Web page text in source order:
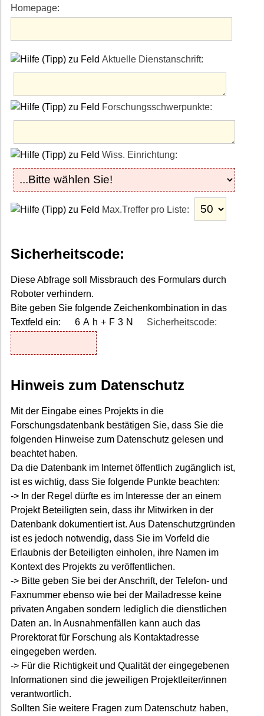
Homepage:
Aktuelle Dienstanschrift:
Forschungsschwerpunkte:
Wiss. Einrichtung:
Max.Treffer pro Liste:
Sicherheitscode:
Diese Abfrage soll Missbrauch des Formulars durch
Roboter verhindern.
Bite geben Sie folgende Zeichenkombination in das
Textfeld ein:
6Ah+F3N Sicherheitscode:
Hinweis zum Datenschutz
Mit der Eingabe eines Projekts in die
Forschungsdatenbank bestätigen Sie, dass Sie die
folgenden Hinweise zum Datenschutz gelesen und
beachtet haben.
Da die Datenbank im Internet öffentlich zugänglich ist,
ist es wichtig, dass Sie folgende Punkte beachten:
-> In der Regel dürfte es im Interesse der an einem
Projekt Beteiligten sein, dass ihr Mitwirken in der
Datenbank dokumentiert ist. Aus Datenschutzgründen
ist es jedoch notwendig, dass Sie im Vorfeld die
Erlaubnis der Beteiligten einholen, ihre Namen im
Kontext des Projekts zu veröffentlichen.
-> Bitte geben Sie bei der Anschrift, der Telefon- und
Faxnummer ebenso wie bei der Mailadresse keine
privaten Angaben sondern lediglich die dienstlichen
Daten an. In Ausnahmenfällen kann auch das
Prorektorat für Forschung als Kontaktadresse
eingegeben werden.
-> Für die Richtigkeit und Qualität der eingegebenen
Informationen sind die jeweiligen Projektleiter/innen
verantwortlich.
Sollten Sie weitere Fragen zum Datenschutz haben,